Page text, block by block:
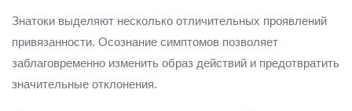
Знатоки выделяют несколько отличительных проявлений
привязанности. Осознание симптомов позволяет
заблаговременно изменить образ действий и предотвратить
значительные отклонения.